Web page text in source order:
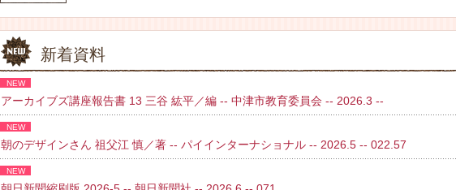
新着資料
NEW
アーカイブズ講座報告書 13 三谷 紘平／編 -- 中津市教育委員会 -- 2026.3 --
NEW
朝のデザインさん 祖父江 慎／著 -- パイインターナショナル -- 2026.5 -- 022.57
NEW